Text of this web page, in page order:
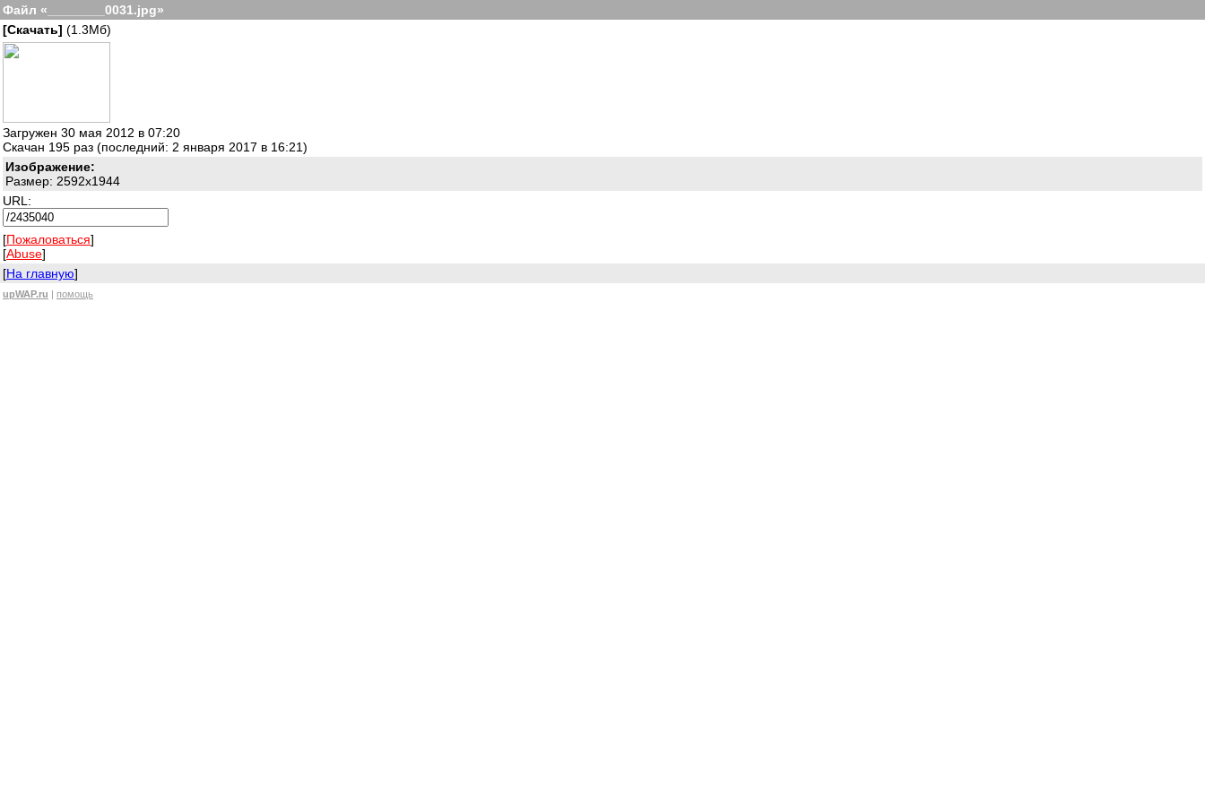
Файл «________0031.jpg»
[Скачать] (1.3Мб)
Загружен 30 мая 2012 в 07:20
Скачан 195 раз (последний: 2 января 2017 в 16:21)
Изображение:
Размер: 2592x1944
URL:
[Пожаловаться]
[Abuse]
[На главную]
upWAP.ru | помощь